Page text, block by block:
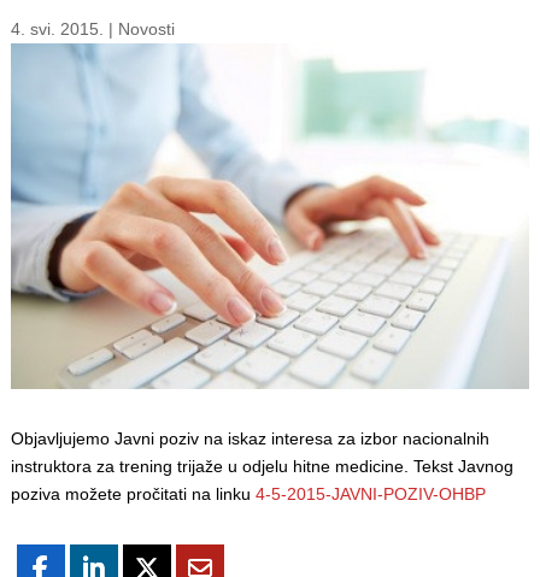
4. svi. 2015. | Novosti
Objavljujemo Javni poziv na iskaz interesa za izbor nacionalnih
instruktora za trening trijaže u odjelu hitne medicine. Tekst Javnog
poziva možete pročitati na linku 4-5-2015-JAVNI-POZIV-OHBP